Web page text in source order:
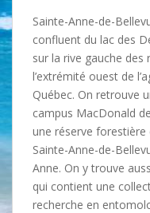
Sainte-Anne-de-
confluent du lac des
sur la rive gauche des
l’extrémité ouest de
Québec. On retrouve
campus MacDonald
une réserve forestière
Sainte-Anne-de-
Anne. On y trouve
qui contient une
recherche en